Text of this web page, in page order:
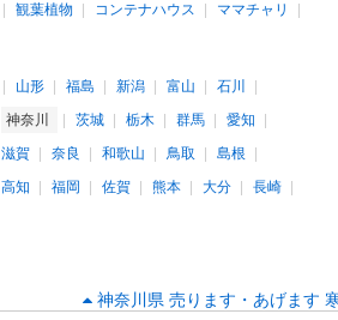
観葉植物 コンテナハウス
ママチャリ
山形 福島 新潟 富山
石川
神奈川 茨城 栃木 群馬
愛知
滋賀 奈良 和歌山 鳥取
島根
高知 福岡 佐賀 熊本 大分
長崎
神奈川県 売ります・あげます